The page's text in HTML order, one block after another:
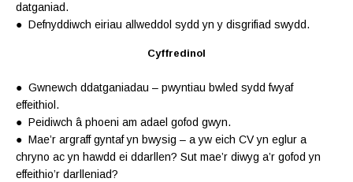
datganiad.
● Defnyddiwch eiriau allweddol sydd yn y disgrifiad swydd.
Cyffredinol
● Gwnewch ddatganiadau – pwyntiau bwled sydd fwyaf
effeithiol.
● Peidiwch â phoeni am adael gofod gwyn.
● Mae’r argraff gyntaf yn bwysig – a yw eich CV yn eglur a
chryno ac yn hawdd ei ddarllen? Sut mae’r diwyg a’r gofod yn
effeithio’r darlleniad?